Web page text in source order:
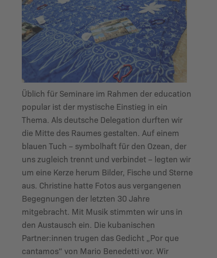
Üblich für Seminare im Rahmen der education
popular ist der mystische Einstieg in ein
Thema. Als deutsche Delegation durften wir
die Mitte des Raumes gestalten. Auf einem
blauen Tuch – symbolhaft für den Ozean, der
uns zugleich trennt und verbindet – legten wir
um eine Kerze herum Bilder, Fische und Sterne
aus. Christine hatte Fotos aus vergangenen
Begegnungen der letzten 30 Jahre
mitgebracht. Mit Musik stimmten wir uns in
den Austausch ein. Die kubanischen
Partner:innen trugen das Gedicht „Por que
cantamos“ von Mario Benedetti vor. Wir